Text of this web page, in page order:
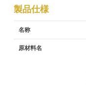
製品仕様
名称
原材料名